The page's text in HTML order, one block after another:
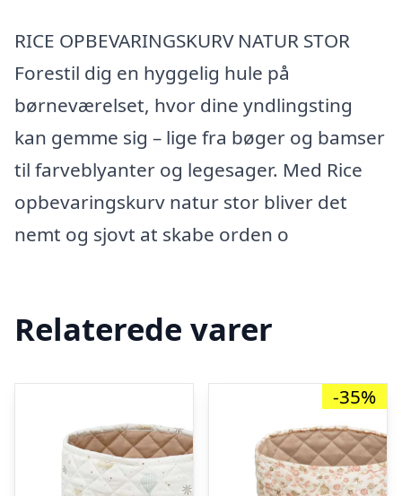
RICE OPBEVARINGSKURV NATUR STOR
Forestil dig en hyggelig hule på
børneværelset, hvor dine yndlingsting
kan gemme sig – lige fra bøger og bamser
til farveblyanter og legesager. Med Rice
opbevaringskurv natur stor bliver det
nemt og sjovt at skabe orden o
Relaterede varer
-35%